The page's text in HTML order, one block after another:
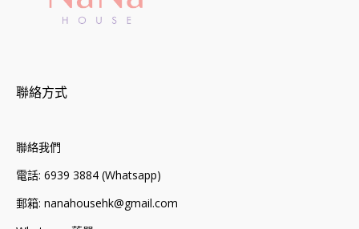
聯絡方式
聯絡我們
電話: 6939 3884 (Whatsapp)
郵箱: nanahousehk@gmail.com